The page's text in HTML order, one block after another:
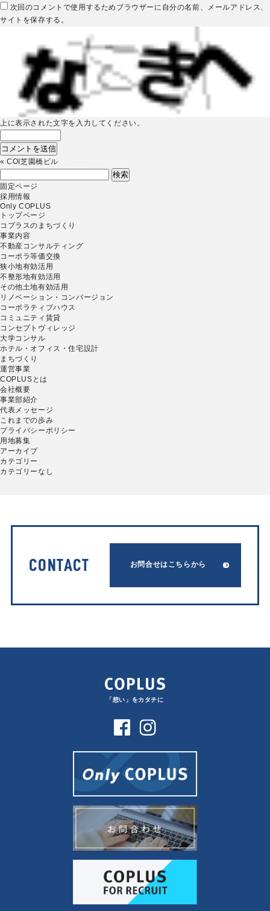
次回のコメントで使用するためブラウザーに自分の名前、メールアドレス、
サイトを保存する。
上に表示された文字を入力してください。
«COI芝園橋ビル
検
索:
固定ページ
採用情報
Only COPLUS
トップページ
コプラスのまちづくり
事業内容
不動産コンサルティング
コーポラ等価交換
狭小地有効活用
不整形地有効活用
その他土地有効活用
リノベーション・コンバージョン
コーポラティブハウス
コミュニティ賃貸
コンセプトヴィレッジ
大学コンサル
ホテル・オフィス・住宅設計
まちづくり
運営事業
COPLUSとは
会社概要
事業部紹介
代表メッセージ
これまでの歩み
プライバシーポリシー
用地募集
アーカイブ
カテゴリー
カテゴリーなし
CONTACT お問合せはこちらから
「想い」をカタチに